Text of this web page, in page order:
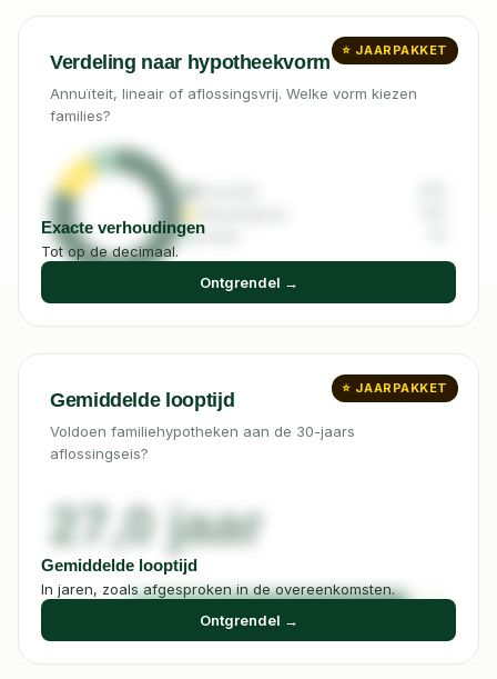
⭐ JAARPAKKET
Verdeling naar hypotheekvorm
Annuïteit, lineair of aflossingsvrij. Welke vorm kiezen
families?
Lineair
Exacte verhoudingen
Tot op de decimaal.
Ontgrendel →
⭐ JAARPAKKET
Gemiddelde looptijd
Voldoen familiehypotheken aan de 30-jaars
aflossingseis?
27,0 jaar
Gemiddelde looptijd
In jaren, zoals afgesproken in de overeenkomsten.
Ontgrendel →